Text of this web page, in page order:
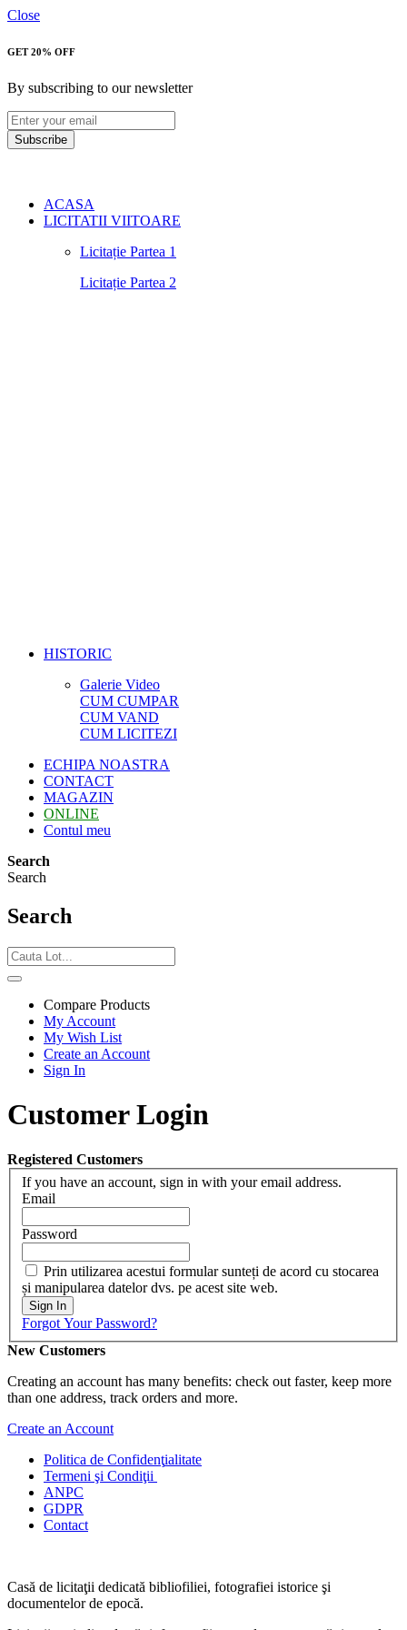
Close
GET 20% OFF
By subscribing to our newsletter
Subscribe
ACASA
LICITATII VIITOARE
Licitație Partea 1
Licitație Partea 2
HISTORIC
Galerie Video
CUM CUMPAR
CUM VAND
CUM LICITEZI
ECHIPA NOASTRA
CONTACT
MAGAZIN
ONLINE
Contul meu
Search
Search
Search
Compare Products
My Account
My Wish List
Create an Account
Sign In
Customer Login
Registered Customers
If you have an account, sign in with your email address.
Email
Password
Prin utilizarea acestui formular sunteți de acord cu stocarea
și manipularea datelor dvs. pe acest site web.
Sign In
Forgot Your Password?
New Customers
Creating an account has many benefits: check out faster, keep more
than one address, track orders and more.
Create an Account
Politica de Confidenţialitate
Termeni şi Condiţii
ANPC
GDPR
Contact
Casă de licitaţii dedicată bibliofiliei, fotografiei istorice şi
documentelor de epocă.